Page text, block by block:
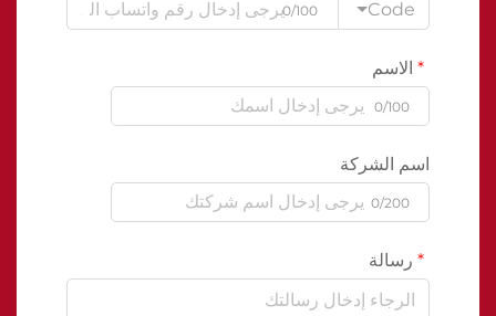
Code
0/100
الاسم
0/100
اسم الشركة
0/200
رسالة